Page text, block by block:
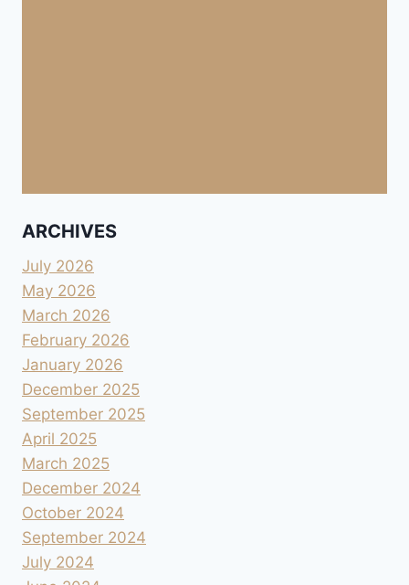
ARCHIVES
July 2026
May 2026
March 2026
February 2026
January 2026
December 2025
September 2025
April 2025
March 2025
December 2024
October 2024
September 2024
July 2024